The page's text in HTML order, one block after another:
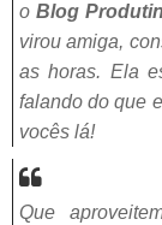
o Blog
virou amiga,
as horas. Ela
falando do que
vocês lá!
Que